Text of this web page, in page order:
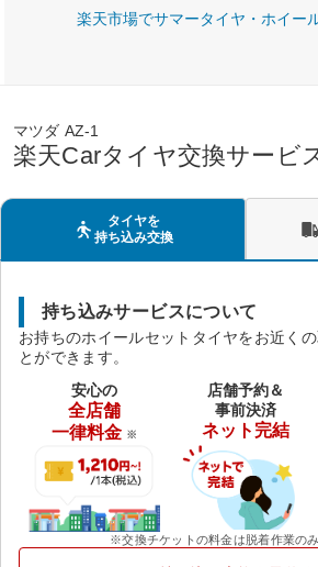
楽天市場でサマータイヤ・ホイー
マツダ AZ-1
楽天Carタイヤ交換サービ
タイヤを
持ち込み交換
持ち込みサービスについて
お持ちのホイールセットタイヤをお近く
とができます。
安心の
全店舗
一律料金 ※
店舗予約＆
事前決済
ネット完結
※交換チケットの料金は脱着作業の